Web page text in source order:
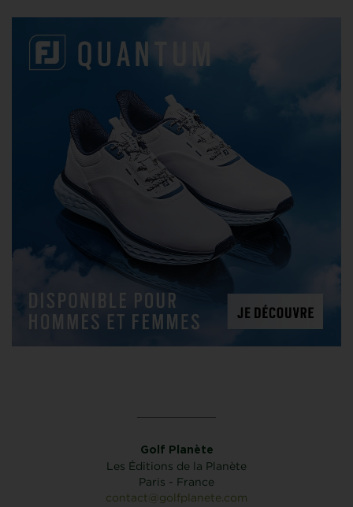
Golf Planète
Les Éditions de la Planète
Paris - France
contact@golfplanete.com